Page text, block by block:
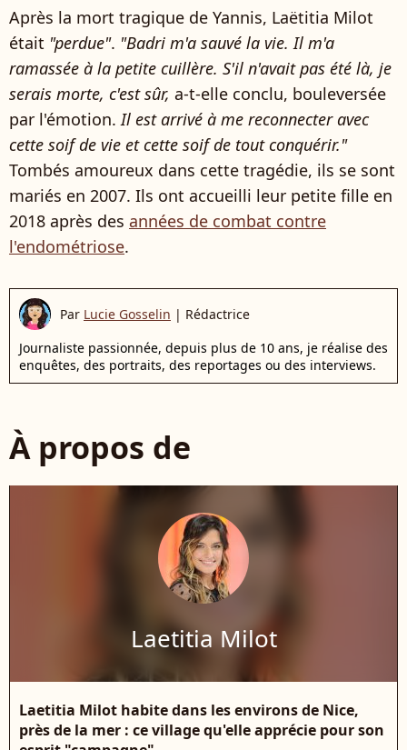
Après la mort tragique de Yannis, Laëtitia Milot
était "perdue". "Badri m'a sauvé la vie. Il m'a
ramassée à la petite cuillère. S'il n'avait pas été là, je
serais morte, c'est sûr, a-t-elle conclu, bouleversée
par l'émotion.Il est arrivé à me reconnecter avec
cette soif de vie et cette soif de tout conquérir."
Tombés amoureux dans cette tragédie, ils se sont
mariés en 2007. Ils ont accueilli leur petite fille en
2018 après des années de combat contre
l'endométriose.
Par Lucie Gosselin | Rédactrice
Journaliste passionnée, depuis plus de 10 ans, je réalise des
enquêtes, des portraits, des reportages ou des interviews.
À propos de
Laetitia Milot
Laetitia Milot habite dans les environs de Nice,
près de la mer : ce village qu'elle apprécie pour son